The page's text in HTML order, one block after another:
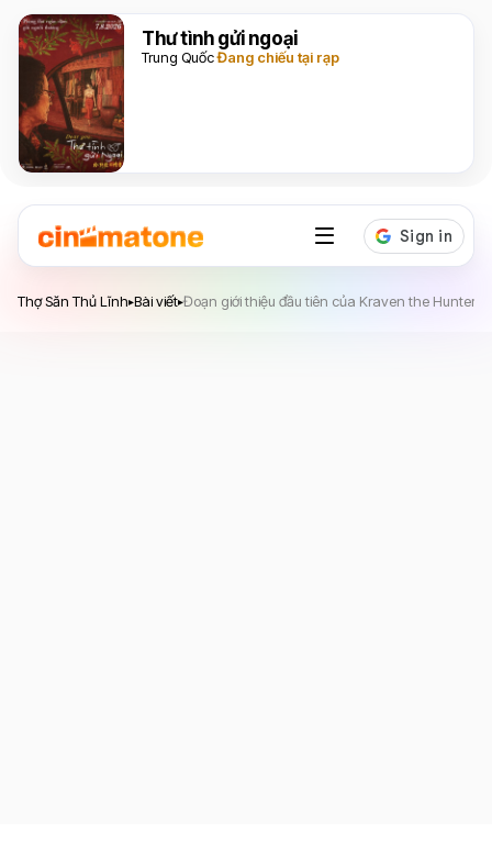
Thư tình gửi ngoại
Trung QuốcĐang chiếu tại rạp
Thợ Săn Thủ Lĩnh▸Bài viết▸Đoạn giới thiệu đầu tiên của Kraven the Hunter